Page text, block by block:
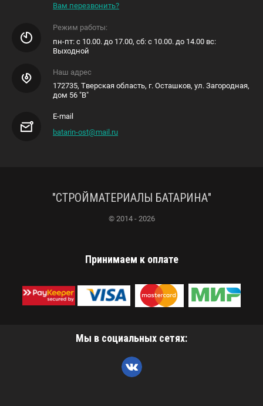
Вам перезвонить?
Режим работы:
пн-пт: с 10.00. до 17.00, сб: с 10.00. до 14.00 вс:
Выходной
Наш адрес
172735, Тверская область, г. Осташков, ул. Загородная,
дом 56 "В"
E-mail
batarin-ost@mail.ru
"СТРОЙМАТЕРИАЛЫ БАТАРИНА"
© 2014 - 2026
Принимаем к оплате
Мы в социальных сетях: